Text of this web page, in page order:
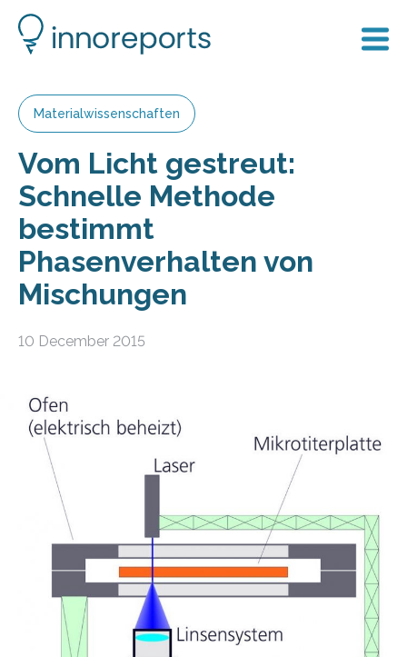
Materialwissenschaften
Vom Licht gestreut:
Schnelle Methode
bestimmt
Phasenverhalten von
Mischungen
10 December 2015